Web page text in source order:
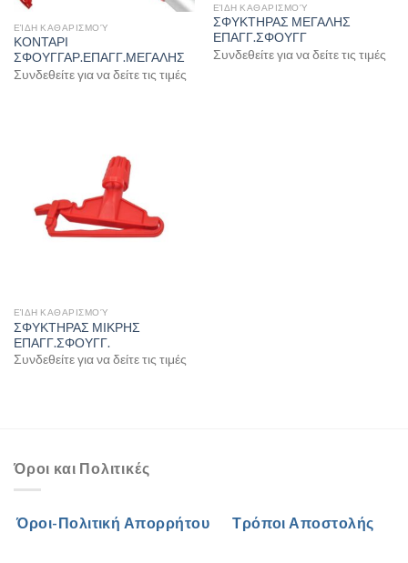
ΕΊΔΗ ΚΑΘΑΡΙΣΜΟΎ
ΚΟΝΤΑΡΙ
ΣΦΟΥΓΓΑΡ.ΕΠΑΓΓ.ΜΕΓΑΛΗΣ
Συνδεθείτε για να δείτε τις τιμές
ΕΊΔΗ ΚΑΘΑΡΙΣΜΟΎ
ΣΦΥΚΤΗΡΑΣ ΜΕΓΑΛΗΣ
ΕΠΑΓΓ.ΣΦΟΥΓΓ
Συνδεθείτε για να δείτε τις τιμές
ΕΊΔΗ ΚΑΘΑΡΙΣΜΟΎ
ΣΦΥΚΤΗΡΑΣ ΜΙΚΡΗΣ
ΕΠΑΓΓ.ΣΦΟΥΓΓ.
Συνδεθείτε για να δείτε τις τιμές
Όροι και Πολιτικές
Όροι-Πολιτική Απορρήτου Τρόποι Αποστολής